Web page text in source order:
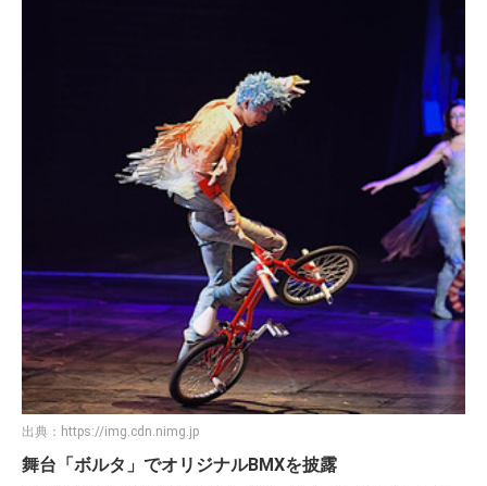
出典： https://img.cdn.nimg.jp
舞台「ボルタ」でオリジナルBMXを披露